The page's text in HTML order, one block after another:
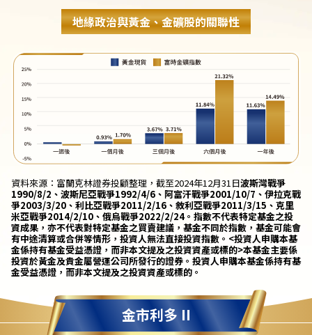
地緣政治與黃金、金礦股的關聯性
資料來源：富蘭克林證券投顧整理，截至2024年12月31日波斯灣戰爭
1990/8/2、波斯尼亞戰爭1992/4/6、阿富汗戰爭2001/10/7、伊拉克戰
爭2003/3/20、利比亞戰爭2011/2/16、敘利亞戰爭2011/3/15、克里
米亞戰爭2014/2/10、俄烏戰爭2022/2/24。指數不代表特定基金之投
資成果，亦不代表對特定基金之買賣建議，基金不同於指數，基金可能會
有中途清算或合併等情形，投資人無法直接投資指數。<投資人申購本基
金係持有基金受益憑證，而非本文提及之投資資產或標的>本基金主要係
投資於黃金及貴金屬營運公司所發行的證券。投資人申購本基金係持有基
金受益憑證，而非本文提及之投資資產或標的。
金市利多 II